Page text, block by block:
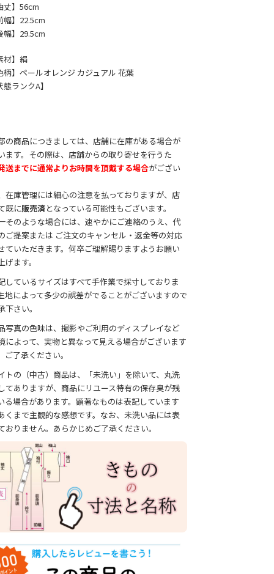
丈】56cm
幅】22.5cm
幅】29.5cm
材】絹
柄】ペールオレンジ カジュアル 花葉
態ランクA】
の商品につきましては、店舗に在庫がある場合が
ます。その際は、店舗からの取り寄せを行うた
送までに通常よりお時間を頂戴する場合がござい
在庫管理には細心の注意を払っておりますが、店
既に販売済となっている可能性もございます。
そのような場合には、速やかにご連絡のうえ、代
ご提案または ご注文のキャンセル・返金等の対応
ていただきます。何卒ご理解賜りますようお願い
げます。
ているサイズはすべて手作業で採寸しておりま
地によって多少の誤差がでることがございますので
下さい。
写真の色味は、撮影やご利用のディスプレイなど
によって、実物と異なって見える場合がございます
ご了承ください。
トの（中古）商品は、「未洗い」を除いて、丸洗
てありますが、商品にリユース特有の保存臭が残
る場合があります。顕著なものは表記しています
くまで主観的な感想です。なお、未洗い品には表
おりません。あらかじめご了承ください。